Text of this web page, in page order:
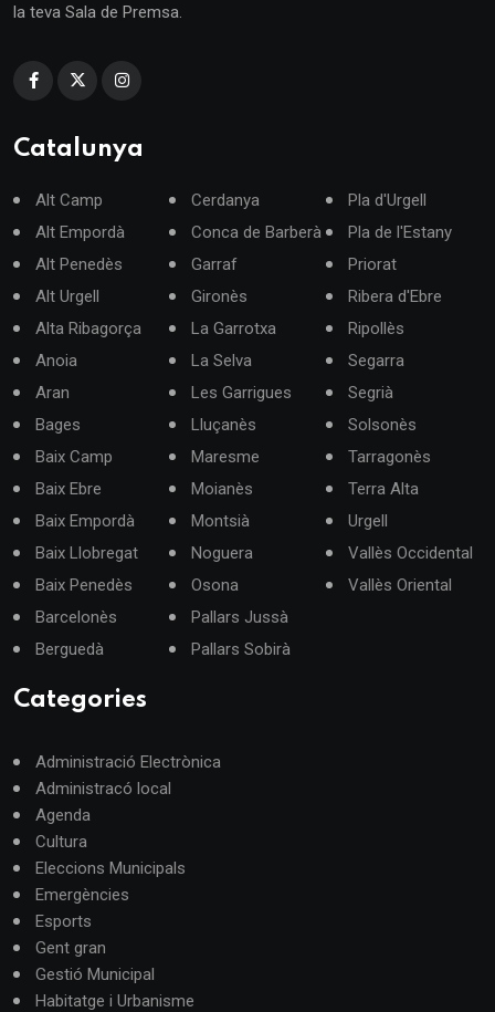
la teva Sala de Premsa.
Catalunya
Alt Camp
Alt Empordà
Alt Penedès
Alt Urgell
Alta Ribagorça
Anoia
Aran
Bages
Baix Camp
Baix Ebre
Baix Empordà
Baix Llobregat
Baix Penedès
Barcelonès
Berguedà
Cerdanya
Conca de Barberà
Garraf
Gironès
La Garrotxa
La Selva
Les Garrigues
Lluçanès
Maresme
Moianès
Montsià
Noguera
Osona
Pallars Jussà
Pallars Sobirà
Pla d'Urgell
Pla de l'Estany
Priorat
Ribera d'Ebre
Ripollès
Segarra
Segrià
Solsonès
Tarragonès
Terra Alta
Urgell
Vallès Occidental
Vallès Oriental
Categories
Administració Electrònica
Administracó local
Agenda
Cultura
Eleccions Municipals
Emergències
Esports
Gent gran
Gestió Municipal
Habitatge i Urbanisme